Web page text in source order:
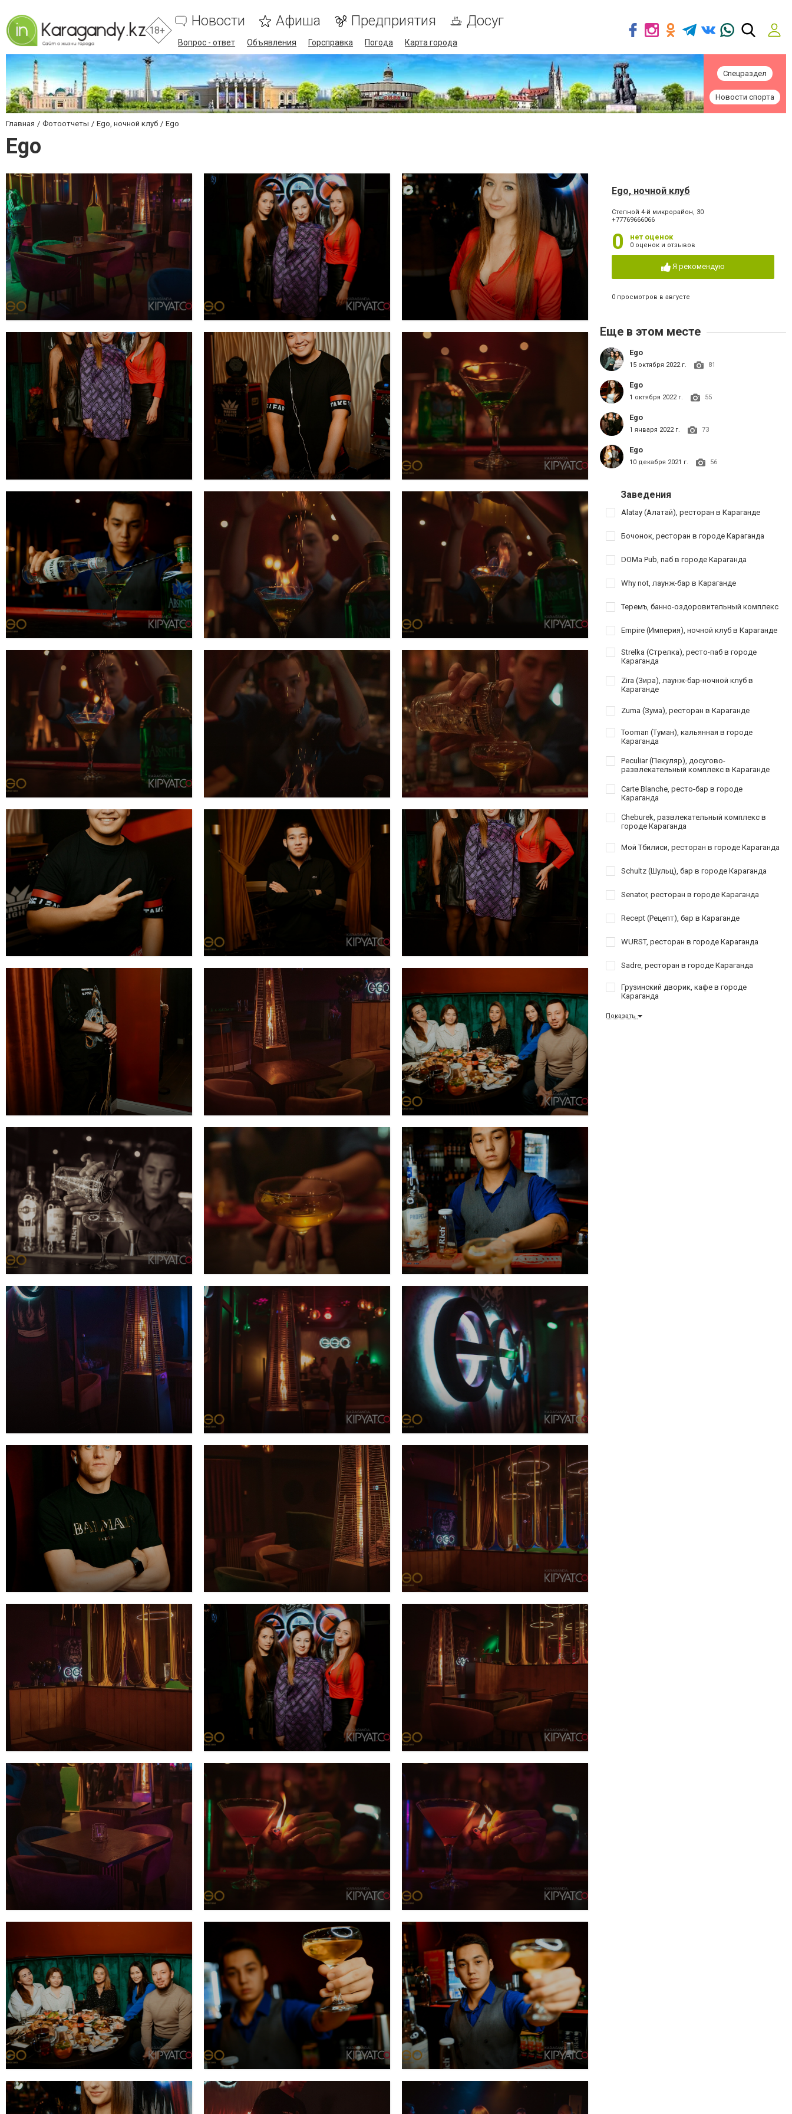
18+
Новости Афиша Предприятия Досуг
Вопрос - ответ Объявления Горсправка Погода Карта города
Спецраздел
Новости спорта
Главная Фотоотчеты Ego, ночной клуб Ego
Ego
Ego, ночной клуб
Степной 4-й микрорайон, 30
+77769666066
0 нет оценок
0 оценок и отзывов
Я рекомендую
0 просмотров в августе
Еще в этом месте
Ego
15 октября 2022 г. 81
Ego
1 октября 2022 г. 55
Ego
1 января 2022 г. 73
Ego
10 декабря 2021 г. 56
Заведения
Alatay (Алатай), ресторан в Караганде
Бочонок, ресторан в городе Караганда
DOMa Pub, паб в городе Караганда
Why not, лаунж-бар в Караганде
Теремъ, банно-оздоровительный комплекс
Empire (Империя), ночной клуб в Караганде
Strelka (Стрелка), ресто-паб в городе
Караганда
Zira (Зира), лаунж-бар-ночной клуб в
Караганде
Zuma (Зума), ресторан в Караганде
Tooman (Туман), кальянная в городе
Караганда
Peculiar (Пекуляр), досугово-
развлекательный комплекс в Караганде
Carte Blanche, ресто-бар в городе
Караганда
Cheburek, развлекательный комплекс в
городе Караганда
Мой Тбилиси, ресторан в городе Караганда
Schultz (Шульц), бар в городе Караганда
Senator, ресторан в городе Караганда
Recept (Рецепт), бар в Караганде
WURST, ресторан в городе Караганда
Sadre, ресторан в городе Караганда
Грузинский дворик, кафе в городе
Караганда
Показать